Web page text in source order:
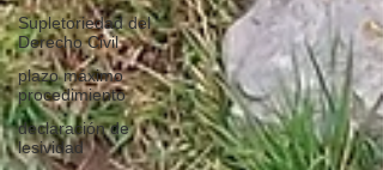
Supletoriedad del
Derecho Civil
plazo máximo
procedimiento
declaración de
lesividad